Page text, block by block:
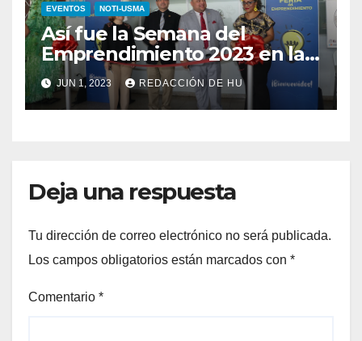
EVENTOS NOTI-USMA
Así fue la Semana del
Emprendimiento 2023 en la
USMA Panamá
JUN 1, 2023 REDACCIÓN DE HU
Deja una respuesta
Tu dirección de correo electrónico no será publicada.
Los campos obligatorios están marcados con *
Comentario *